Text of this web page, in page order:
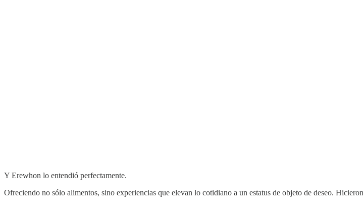
Y Erewhon lo entendió perfectamente.
Ofreciendo no sólo alimentos, sino experiencias que elevan lo cotidiano a un estatus de objeto de deseo.